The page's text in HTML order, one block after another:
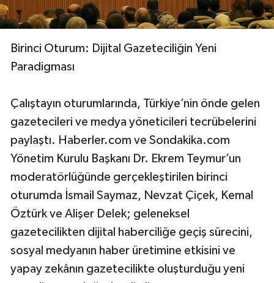
Birinci Oturum: Dijital Gazeteciliğin Yeni
Paradigması
Çalıştayın oturumlarında, Türkiye’nin önde gelen
gazetecileri ve medya yöneticileri tecrübelerini
paylaştı. Haberler.com ve Sondakika.com
Yönetim Kurulu Başkanı Dr. Ekrem Teymur’un
moderatörlüğünde gerçekleştirilen birinci
oturumda İsmail Saymaz, Nevzat Çiçek, Kemal
Öztürk ve Alişer Delek; geleneksel
gazetecilikten dijital haberciliğe geçiş sürecini,
sosyal medyanın haber üretimine etkisini ve
yapay zekânın gazetecilikte oluşturduğu yeni